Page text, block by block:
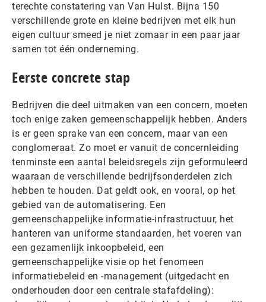
terechte constatering van Van Hulst. Bijna 150
verschillende grote en kleine bedrijven met elk hun
eigen cultuur smeed je niet zomaar in een paar jaar
samen tot één onderneming.
Eerste concrete stap
Bedrijven die deel uitmaken van een concern, moeten
toch enige zaken gemeenschappelijk hebben. Anders
is er geen sprake van een concern, maar van een
conglomeraat. Zo moet er vanuit de concernleiding
tenminste een aantal beleidsregels zijn geformuleerd
waaraan de verschillende bedrijfsonderdelen zich
hebben te houden. Dat geldt ook, en vooral, op het
gebied van de automatisering. Een
gemeenschappelijke informatie-infrastructuur, het
hanteren van uniforme standaarden, het voeren van
een gezamenlijk inkoopbeleid, een
gemeenschappelijke visie op het fenomeen
informatiebeleid en -management (uitgedacht en
onderhouden door een centrale stafafdeling):